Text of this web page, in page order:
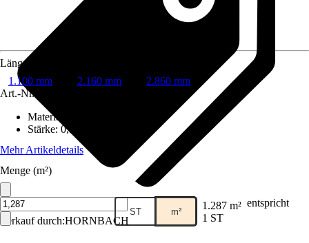
Verkauf durch:HORNBACH
Länge
1.100 mm
2.160 mm
2.860 mm
Art.-Nr.
Material
Stärke: 0,5 mm
Mehr Artikeldetails
Menge (m²)
ST m² 1.287 m² entspricht
1 ST